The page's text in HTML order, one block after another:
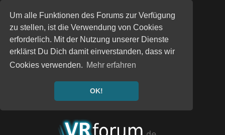
Um alle Funktionen des Forums zur Verfügung
zu stellen, ist die Verwendung von Cookies
erforderlich. Mit der Nutzung unserer Dienste
erklärst Du Dich damit einverstanden, dass wir
Cookies verwenden. Mehr erfahren
OK!